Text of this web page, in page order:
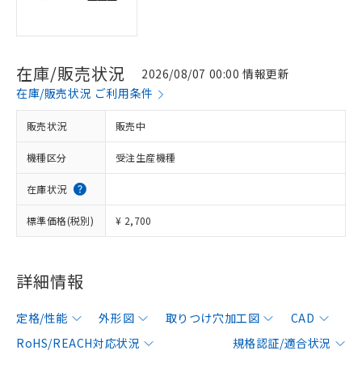
在庫/販売状況
2026/08/07 00:00 情報更新
在庫/販売状況 ご利用条件
販売状況 販売中
機種区分 受注生産機種
在庫状況
標準価格(税別) ¥ 2,700
詳細情報
定格/性能 外形図 取りつけ穴加工図
CAD
RoHS/REACH対応状況
規格認証/適合状況